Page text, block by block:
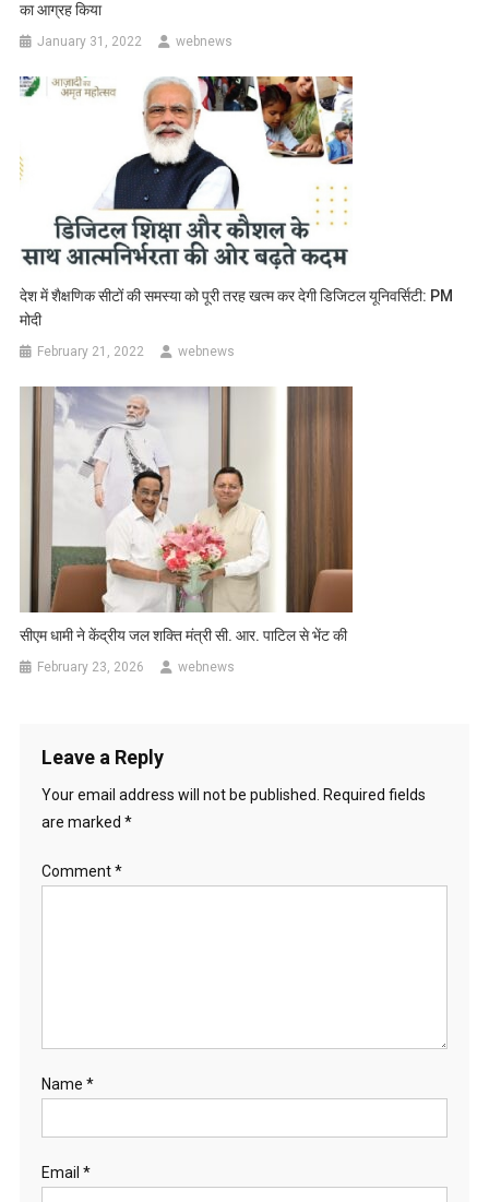
का आग्रह किया
January 31, 2022 webnews
देश में शैक्षणिक सीटों की समस्या को पूरी तरह खत्म कर देगी डिजिटल यूनिवर्सिटी: PM
मोदी
February 21, 2022 webnews
सीएम धामी ने केंद्रीय जल शक्ति मंत्री सी. आर. पाटिल से भेंट की
February 23, 2026 webnews
Leave a Reply
Your email address will not be published.
Required fields
are marked *
Comment*
Name *
Email *